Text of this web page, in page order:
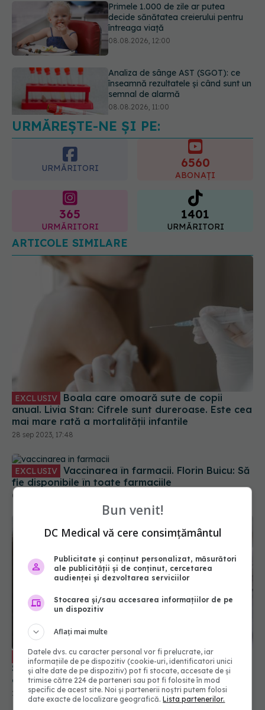
Analiza de sânge AST (SGOT): ce
înseamnă rezultatele și când sunt un
semnal de alarmă
08.08.2026, 11:00
Diagnosticele de autism la fete au
crescut după pandemia de COVID-
19
08.08.2026, 15:00
URMĂREȘTE-NE ȘI PE:
URMĂRITORI 6560
ABONAȚI
365
URMĂRITORI
1401
URMĂRITORI
ARTICOLE SIMILARE
EXCLUSIV
anual. Livia Stan: Cifrele sunt dureroase. Este cea
mai mare rată a mortalității infantile
28 sep 2023, 17:48
EXCLUSIV
fie disponibile în toate farmaciile
08 oct 2023, 22:44
EXCLUSIV Vaccinarea, salvatoare de vieți. Livia
Stan: Se derulează pe tot parcursul vieții. Am
contribuit la prevenirea unor boli
28 sep 2023, 16:39
Bun venit!
DC Medical vă cere consimțământul
Publicitate și conținut personalizat, măsurători
ale publicității și de conținut, cercetarea
audienței și dezvoltarea serviciilor
Stocarea și/sau accesarea informațiilor de pe
un dispozitiv
Aflați mai multe
Datele dvs. cu caracter personal vor fi prelucrate, iar
informațiile de pe dispozitiv (cookie-uri, identificatori unici
și alte date de pe dispozitiv) pot fi stocate, accesate de și
trimise către 224 de parteneri sau pot fi folosite în mod
specific de acest site. Noi și partenerii noștri putem folosi
date exacte de localizare geografică.Lista partenerilor.